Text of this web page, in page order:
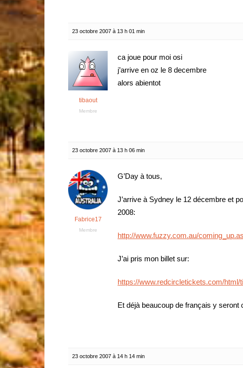
23 octobre 2007 à 13 h 01 min
tibaout
Membre
ca joue pour moi osi
j’arrive en oz le 8 decembre
alors abientot
23 octobre 2007 à 13 h 06 min
Fabrice17
Membre
G’Day à tous,
J’arrive à Sydney le 12 décembre et
2008:
http://www.fuzzy.com.au/
J’ai pris mon billet sur:
https://www.redcircletickets.com/
Et déjà beaucoup de français y seront
23 octobre 2007 à 14 h 14 min